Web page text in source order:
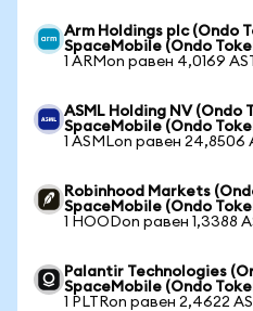
Arm Holdings plc (Ondo
SpaceMobile (Ondo
1 ARMon равен 4,0169
ASML Holding NV (Ondo
SpaceMobile (Ondo
1 ASMLon равен 24,8506
Robinhood Markets
SpaceMobile (Ondo
1 HOODon равен 1,3388
Palantir Technologies
SpaceMobile (Ondo
1 PLTRon равен 2,4622